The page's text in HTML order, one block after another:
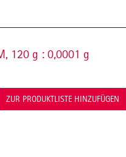
120 g : 0,0001 g
ZUR PRODUKTLISTE HINZUFÜGEN